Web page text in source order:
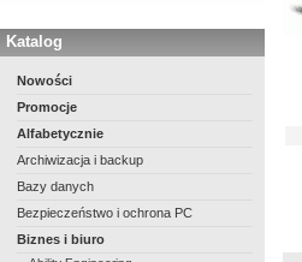
Katalog
Nowości
Promocje
Alfabetycznie
Archiwizacja i backup
Bazy danych
Bezpieczeństwo i ochrona PC
Biznes i biuro